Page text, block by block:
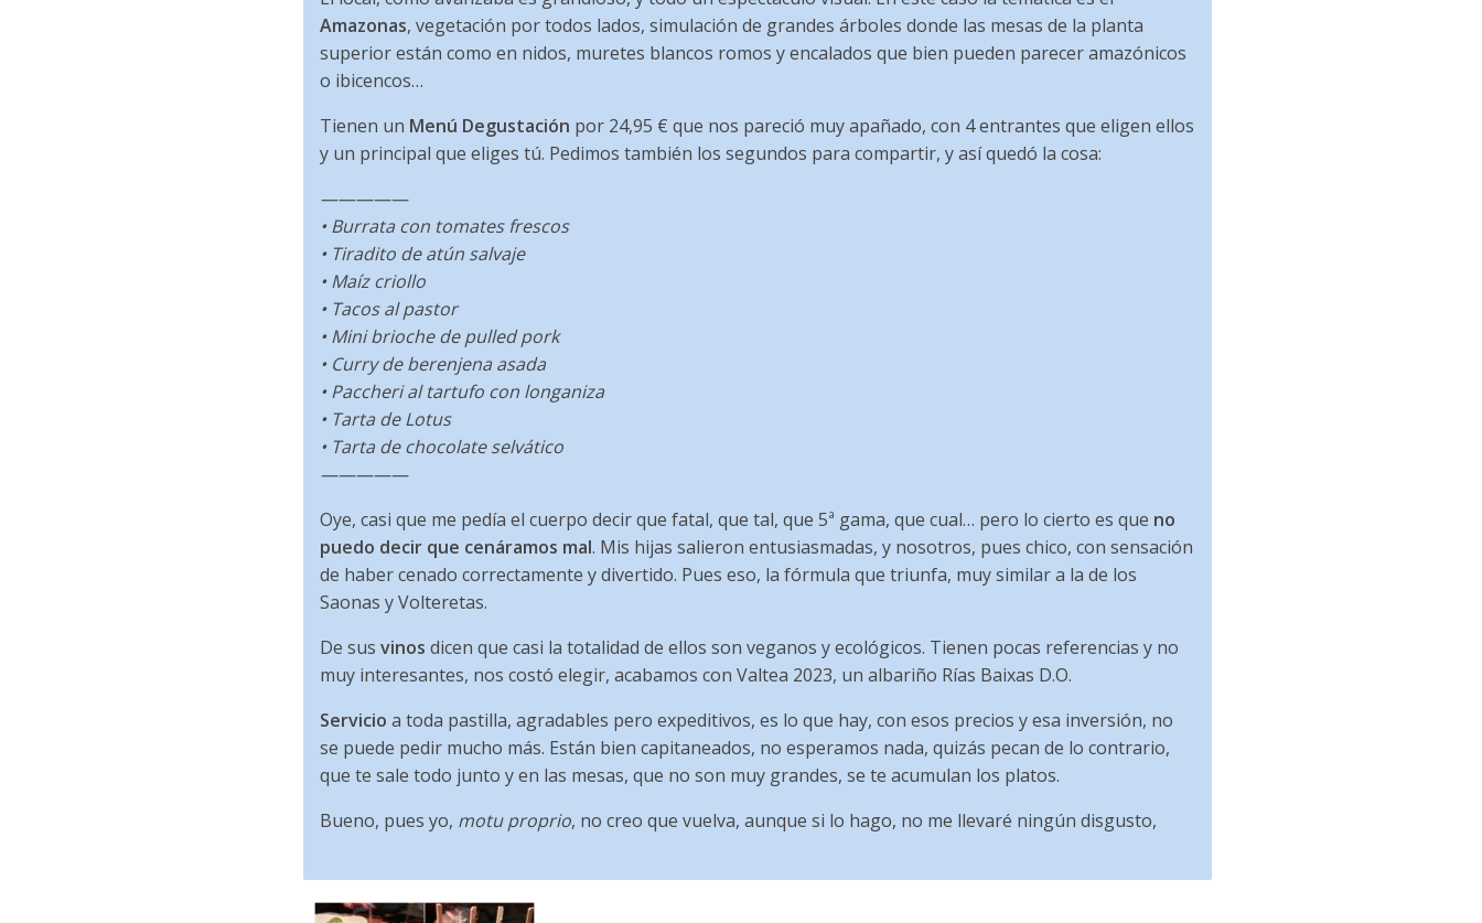
Amazonas, vegetación por todos lados, simulación de grandes árboles donde las mesas de la planta
superior están como en nidos, muretes blancos romos y encalados que bien pueden parecer amazónicos
o ibicencos…
Tienen un Menú Degustación por 24,95 € que nos pareció muy apañado, con 4 entrantes que eligen ellos
y un principal que eliges tú. Pedimos también los segundos para compartir, y así quedó la cosa:
—————
• Burrata con tomates frescos
• Tiradito de atún salvaje
• Maíz criollo
• Tacos al pastor
• Mini brioche de pulled pork
• Curry de berenjena asada
• Paccheri al tartufo con longaniza
• Tarta de Lotus
• Tarta de chocolate selvático
—————
Oye, casi que me pedía el cuerpo decir que fatal, que tal, que 5ª gama, que cual… pero lo cierto es que no
puedo decir que cenáramos mal. Mis hijas salieron entusiasmadas, y nosotros, pues chico, con sensación
de haber cenado correctamente y divertido. Pues eso, la fórmula que triunfa, muy similar a la de los
Saonas y Volteretas.
De sus vinos dicen que casi la totalidad de ellos son veganos y ecológicos. Tienen pocas referencias y no
muy interesantes, nos costó elegir, acabamos con Valtea 2023, un albariño Rías Baixas D.O.
Servicio a toda pastilla, agradables pero expeditivos, es lo que hay, con esos precios y esa inversión, no
se puede pedir mucho más. Están bien capitaneados, no esperamos nada, quizás pecan de lo contrario,
que te sale todo junto y en las mesas, que no son muy grandes, se te acumulan los platos.
Bueno, pues yo, motu proprio, no creo que vuelva, aunque si lo hago, no me llevaré ningún disgusto,